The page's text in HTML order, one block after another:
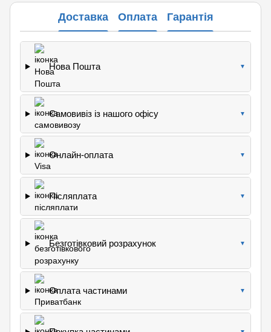
Доставка Оплата Гарантія
Нова Пошта ▼
Самовивіз із нашого офісу ▼
Онлайн-оплата ▼
Післяплата ▼
Безготівковий розрахунок ▼
Оплата частинами ▼